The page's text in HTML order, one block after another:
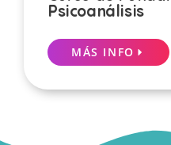
Psicoanálisis
MÁS INFO